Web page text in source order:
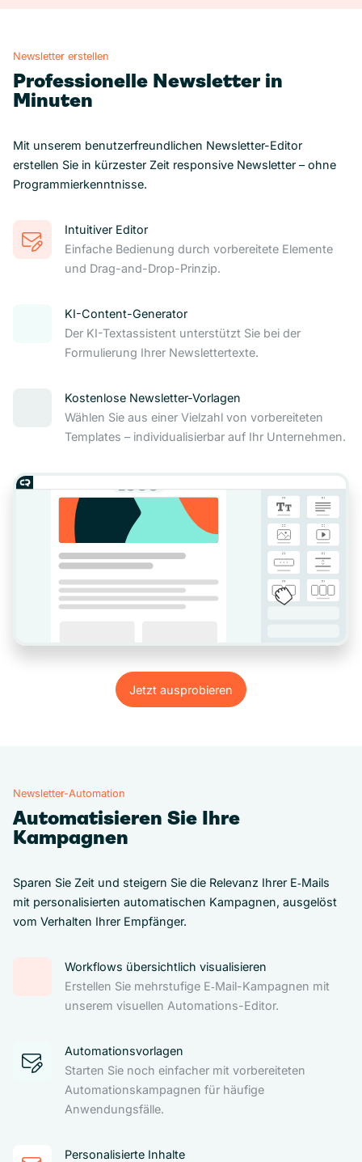
Jetzt ausprobieren
Jetzt ausprobieren
Newsletter erstellen
Professionelle Newsletter in
Minuten
Mit unserem benutzerfreundlichen Newsletter-Editor
erstellen Sie in kürzester Zeit responsive Newsletter – ohne
Programmierkenntnisse.
Intuitiver Editor
Einfache Bedienung durch vorbereitete Elemente
und Drag-and-Drop-Prinzip.
KI-Content-Generator
Der KI-Textassistent unterstützt Sie bei der
Formulierung Ihrer Newslettertexte.
Kostenlose Newsletter-Vorlagen
Wählen Sie aus einer Vielzahl von vorbereiteten
Templates – individualisierbar auf Ihr Unternehmen.
Newsletter-Automation
Automatisieren Sie Ihre
Kampagnen
Sparen Sie Zeit und steigern Sie die Relevanz Ihrer E‑Mails
mit personalisierten automatischen Kampagnen, ausgelöst
vom Verhalten Ihrer Empfänger.
Workflows übersichtlich visualisieren
Erstellen Sie mehrstufige E‑Mail-Kampagnen mit
unserem visuellen Automations-Editor.
Automationsvorlagen
Starten Sie noch einfacher mit vorbereiteten
Automationskampagnen für häufige
Anwendungsfälle.
Personalisierte Inhalte